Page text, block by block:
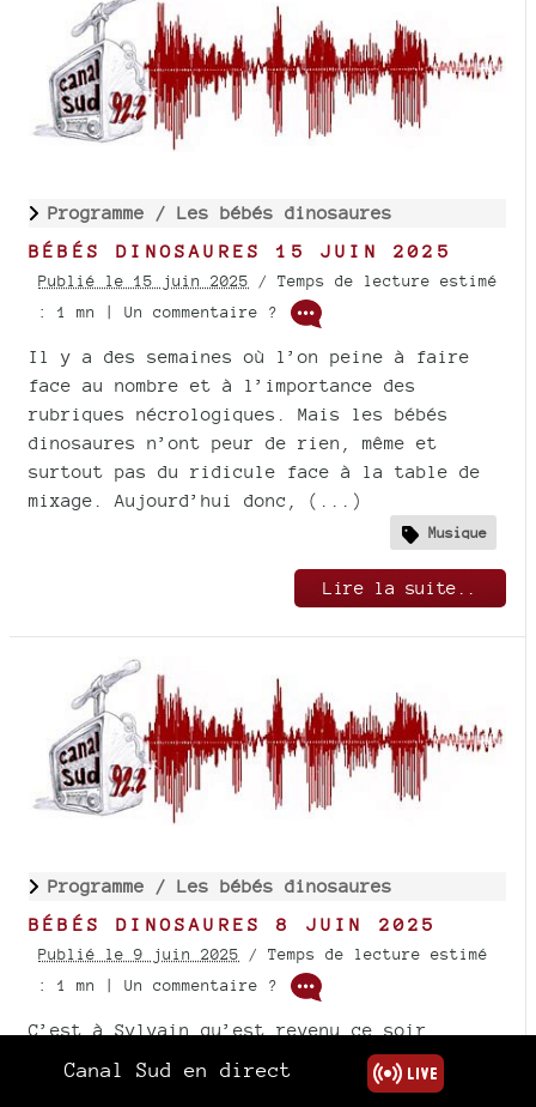
Programme / Les bébés dinosaures
BÉBÉS DINOSAURES 15 JUIN 2025
Publié le 15 juin 2025 / Temps de lecture estimé
: 1 mn | Un commentaire ?
Il y a des semaines où l’on peine à faire
face au nombre et à l’importance des
rubriques nécrologiques. Mais les bébés
dinosaures n’ont peur de rien, même et
surtout pas du ridicule face à la table de
mixage. Aujourd’hui donc, (...)
Musique
Lire la suite..
Programme / Les bébés dinosaures
BÉBÉS DINOSAURES 8 JUIN 2025
Publié le 9 juin 2025 / Temps de lecture estimé
: 1 mn | Un commentaire ?
C’est à Sylvain qu’est revenu ce soir
l’honneur et la charge de décorer le tombeau
de Rick Derringer, récemment décédé après
Canal Sud en direct